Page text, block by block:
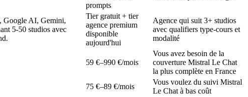
prompts
Google AI, Gemini,
5-50 studios avec
Tier gratuit + tier
agence premium
disponible
aujourd'hui
Agence qui suit 3+ studios
avec qualifiers type-cours et
modalité
59 €–990 €/mois
Vous avez besoin de la
couverture Mistral Le Chat
la plus complète en France
75 €–89 €/mois
Vous voulez du suivi Mistral
Le Chat à bas coût